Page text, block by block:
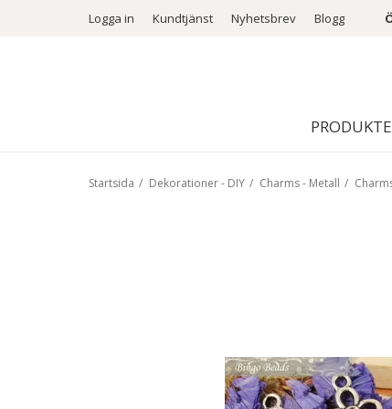
Logga in Kundtjänst Nyhetsbrev Blogg
Startsida / Dekorationer - DIY / Charms - Metall /